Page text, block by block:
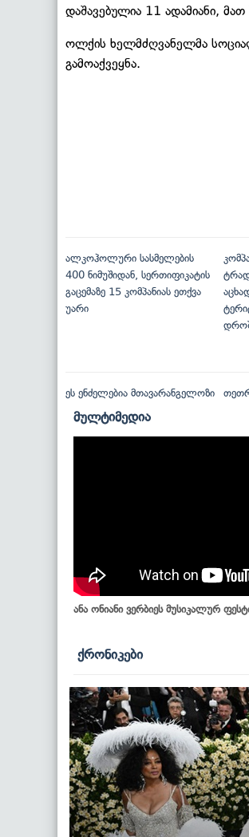
დაშავებულია 11 ადამიანი,
ოლქის ხელმძღვანელმა
გამოაქვეყნა.
ალკოჰოლური სასმელების
400 ნიმუშიდან, სერთიფიკატის
გაცემაზე 15 კომპანიას ეთქვა
უარი
ეს ენძელებია მთავარანგელოზი
მულტიმედია
ანა ონიანი ვერბიეს მუსიკალურ
ქრონიკები